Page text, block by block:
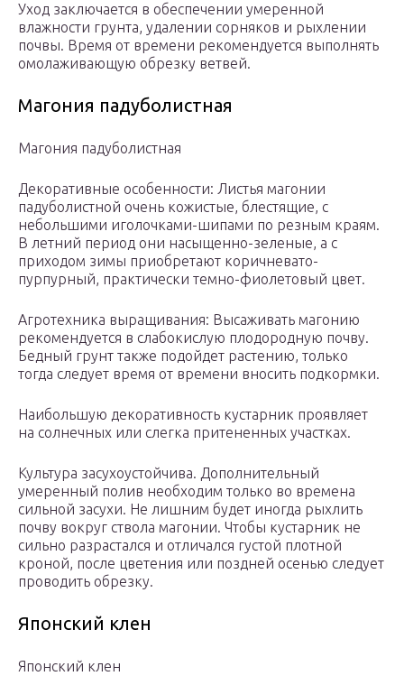
Уход заключается в обеспечении умеренной
влажности грунта, удалении сорняков и рыхлении
почвы. Время от времени рекомендуется выполнять
омолаживающую обрезку ветвей.
Магония падуболистная
Магония падуболистная
Декоративные особенности: Листья магонии
падуболистной очень кожистые, блестящие, с
небольшими иголочками-шипами по резным краям.
В летний период они насыщенно-зеленые, а с
приходом зимы приобретают коричневато-
пурпурный, практически темно-фиолетовый цвет.
Агротехника выращивания: Высаживать магонию
рекомендуется в слабокислую плодородную почву.
Бедный грунт также подойдет растению, только
тогда следует время от времени вносить подкормки.
Наибольшую декоративность кустарник проявляет
на солнечных или слегка притененных участках.
Культура засухоустойчива. Дополнительный
умеренный полив необходим только во времена
сильной засухи. Не лишним будет иногда рыхлить
почву вокруг ствола магонии. Чтобы кустарник не
сильно разрастался и отличался густой плотной
кроной, после цветения или поздней осенью следует
проводить обрезку.
Японский клен
Японский клен